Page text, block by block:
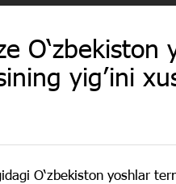
O‘zbekiston
yig’ini
O‘zbekiston yoshlar